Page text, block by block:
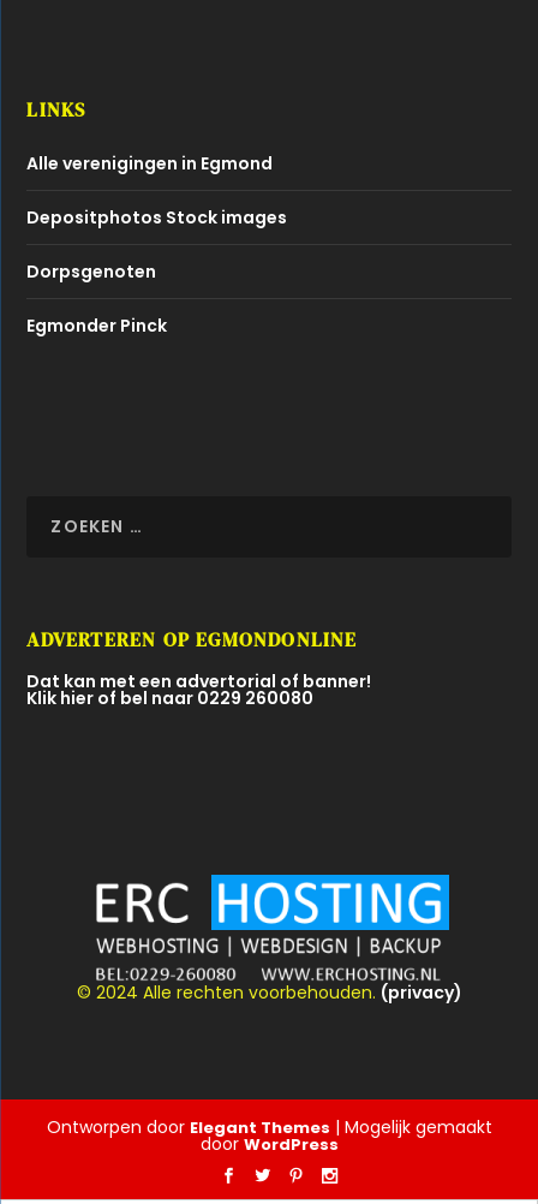
LINKS
Alle verenigingen in Egmond
Depositphotos Stock images
Dorpsgenoten
Egmonder Pinck
ADVERTEREN OP EGMONDONLINE
Dat kan met een advertorial of banner!
Klik hier of bel naar 0229 260080
© 2024 Alle rechten voorbehouden. (privacy)
Ontworpen door Elegant Themes | Mogelijk gemaakt
door WordPress